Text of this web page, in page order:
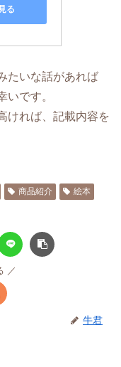
る
たいな話があれば
いです。
ければ、記載内容を
商品紹介 絵本
牛君